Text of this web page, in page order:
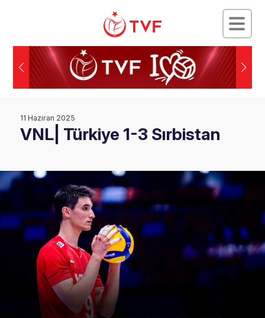
11 Haziran 2025
VNL| Türkiye 1-3 Sırbistan